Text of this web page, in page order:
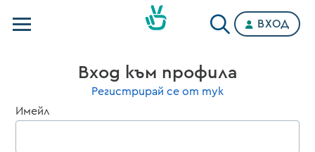
Категории
ВХОД
Вход към профила
Регистрирай се от тук
Имейл